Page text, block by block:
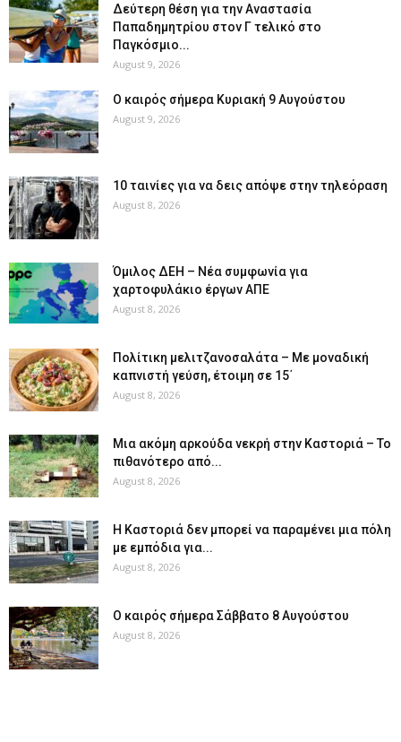
Δεύτερη θέση για την Αναστασία
Παπαδημητρίου στον Γ τελικό στο
Παγκόσμιο...
August 9, 2026
Ο καιρός σήμερα Κυριακή 9 Αυγούστου
August 9, 2026
10 ταινίες για να δεις απόψε στην τηλεόραση
August 8, 2026
Όμιλος ΔΕΗ – Νέα συμφωνία για
χαρτοφυλάκιο έργων ΑΠΕ
August 8, 2026
Πολίτικη μελιτζανοσαλάτα – Με μοναδική
καπνιστή γεύση, έτοιμη σε 15΄
August 8, 2026
Μια ακόμη αρκούδα νεκρή στην Καστοριά – Το
πιθανότερο από...
August 8, 2026
Η Καστοριά δεν μπορεί να παραμένει μια πόλη
με εμπόδια για...
August 8, 2026
Ο καιρός σήμερα Σάββατο 8 Αυγούστου
August 8, 2026